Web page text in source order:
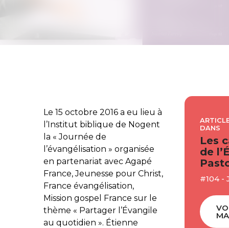
Le 15 octobre 2016 a eu lieu à
l’Institut biblique de Nogent
la « Journée de
l’évangélisation » organisée
en partenariat avec Agapé
France, Jeunesse pour Christ,
France évangélisation,
Mission gospel France sur le
thème « Partager l’Évangile
au quotidien ». Étienne
DANS
Les
de
#104 -